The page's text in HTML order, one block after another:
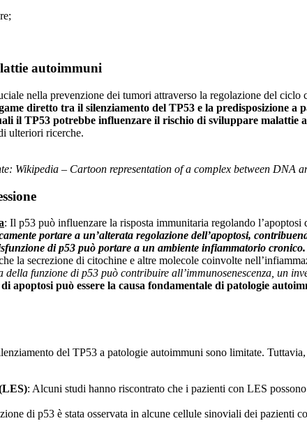
autoimmuni
nella prevenzione dei tumori attraverso la regolazione del
diretto tra il silenziamento del TP53 e la predisposizione
il TP53 potrebbe influenzare il rischio di sviluppare malattie
ulteriori ricerche.
Wikipedia – Cartoon representation of a complex between DNA
: Il p53 può influenzare la risposta immunitaria regolando
portare a un’alterata regolazione dell’apoptosi,
di p53 può portare a un ambiente infiammatorio
la secrezione di citochine e altre molecole coinvolte
della funzione di p53 può contribuire all’immunosenescenza, un
apoptosi può essere la causa fondamentale di patologie
del TP53 a patologie autoimmuni sono limitate.
: Alcuni studi hanno riscontrato che i pazienti con LES
di p53 è stata osservata in alcune cellule sinoviali dei pazienti